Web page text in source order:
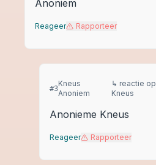
Anoniem
Reageer Rapporteer
#3
Kneus
Anoniem
↳ reactie op
Kneus
Anonieme Kneus
Reageer Rapporteer